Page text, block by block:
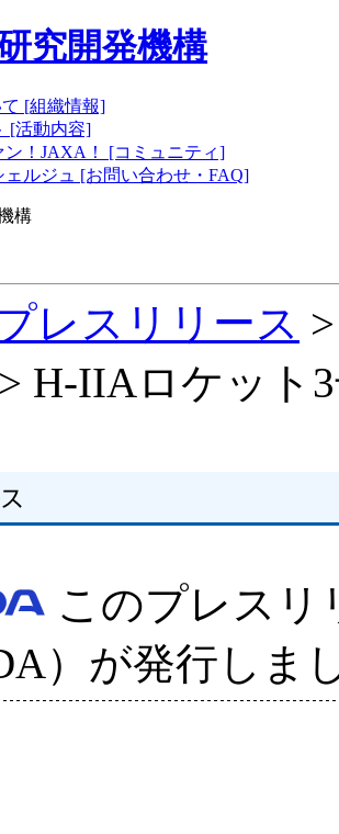
究開発機構
[組織情報]
[活動内容]
ン！JAXA！ [コミュニティ]
ェルジュ [お問い合わせ・FAQ]
構
レスリリース
> H-IIAロケット
このプレスリ
）が発行しま